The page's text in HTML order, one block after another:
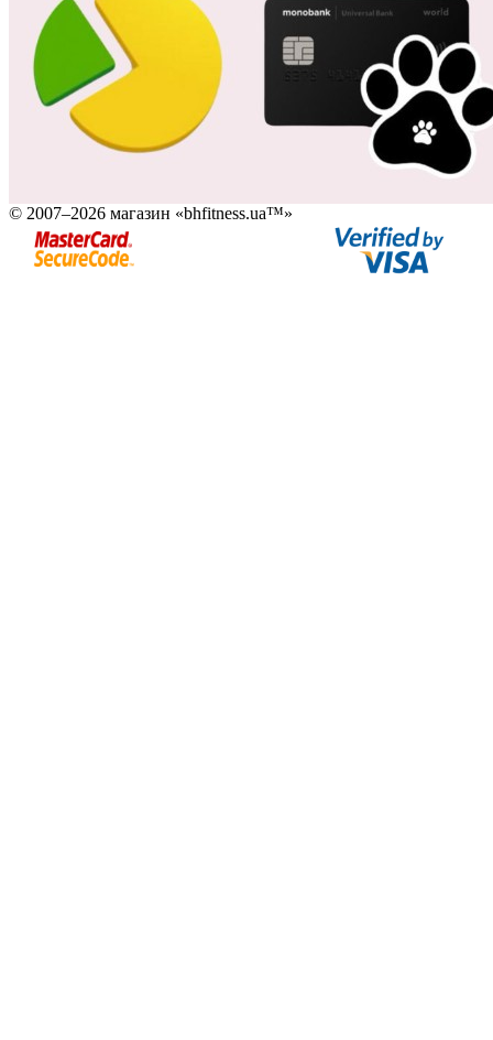
© 2007–2026 магазин «bhfitness.ua™»